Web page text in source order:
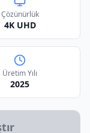
Çözünürlük
4K UHD
Üretim Yılı
2025